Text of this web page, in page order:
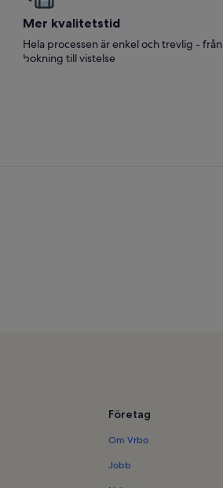
Mer kvalitetstid
Hela processen är enkel och trevlig - från
bokning till vistelse
Företag
Om Vrbo
Jobb